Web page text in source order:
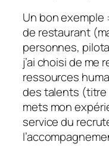
Un bon exemple
de restaurant
personnes,
j’ai choisi de me
ressources
des talents (titre
mets mon
service du